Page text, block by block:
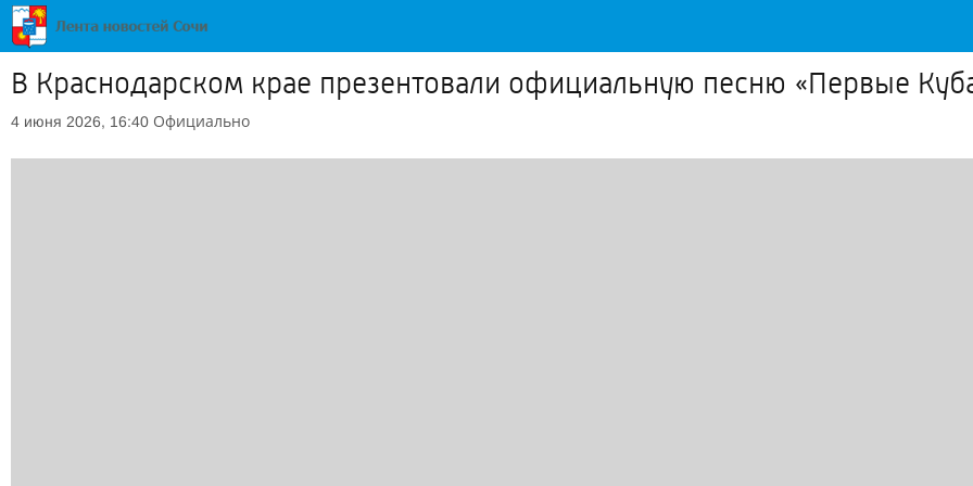
В Краснодарском крае презентовали официальную песню «Первые
4 июня 2026, 16:40 Официально